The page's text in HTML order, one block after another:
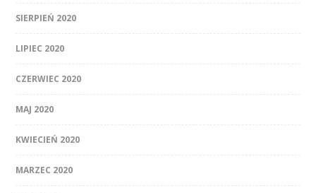
SIERPIEŃ 2020
LIPIEC 2020
CZERWIEC 2020
MAJ 2020
KWIECIEŃ 2020
MARZEC 2020